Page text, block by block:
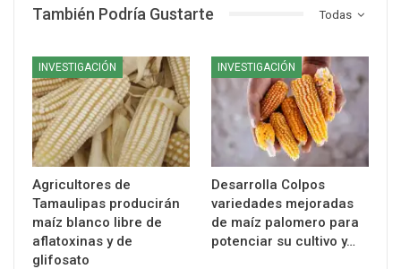
Todas
También Podría Gustarte
INVESTIGACIÓN
Agricultores de
Tamaulipas producirán
maíz blanco libre de
aflatoxinas y de
glifosato
INVESTIGACIÓN
Desarrolla Colpos
variedades mejoradas
de maíz palomero para
potenciar su cultivo y…